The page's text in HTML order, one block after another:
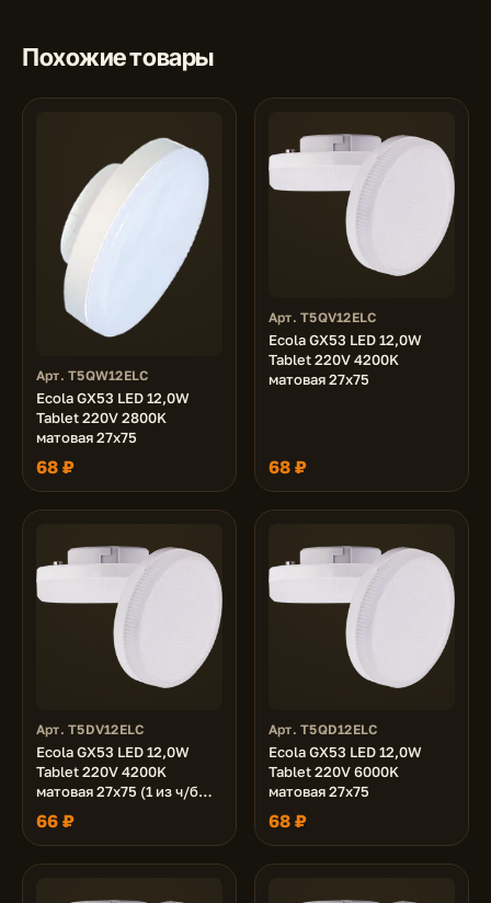
Похожие товары
Арт. T5QW12ELC
Ecola GX53 LED 12,0W
Tablet 220V 2800K
матовая 27x75
68 ₽
Арт. T5QV12ELC
Ecola GX53 LED 12,0W
Tablet 220V 4200K
матовая 27x75
68 ₽
Арт. T5DV12ELC
Ecola GX53 LED 12,0W
Tablet 220V 4200K
матовая 27x75 (1 из ч/б
уп. по 10)
66 ₽
Арт. T5QD12ELC
Ecola GX53 LED 12,0W
Tablet 220V 6000K
матовая 27x75
68 ₽